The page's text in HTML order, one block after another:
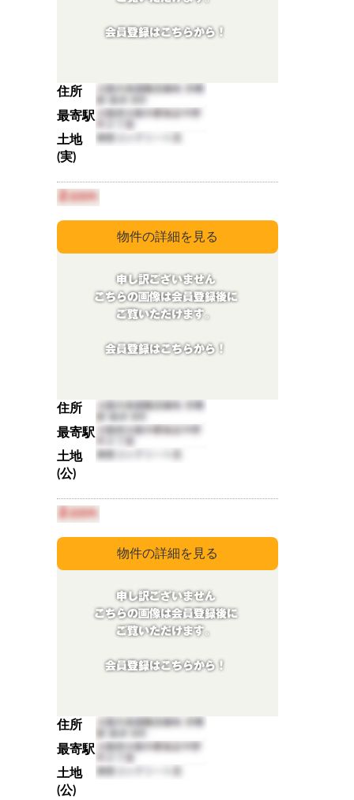
住所
最寄駅
土地
(実)
住所
最寄駅
土地
(公)
住所
最寄駅
土地
(公)